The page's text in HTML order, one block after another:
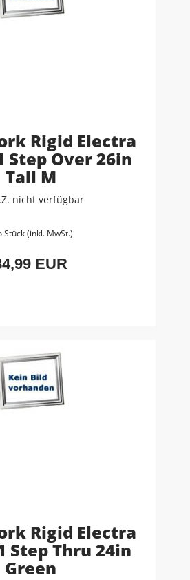
Rigid Electra
Step Over 26in
Tall M
nicht verfügbar
Stück (inkl. MwSt.)
EUR
Rigid Electra
Step Thru 24in
Green